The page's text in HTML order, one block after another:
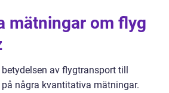
mätningar om flyg
av flygtransport till
några kvantitativa mätningar.